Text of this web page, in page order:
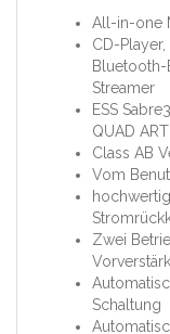
All-in-one
CD-
Streamer
ESS
QUAD
Class AB
Vom
Zwei
Schaltung